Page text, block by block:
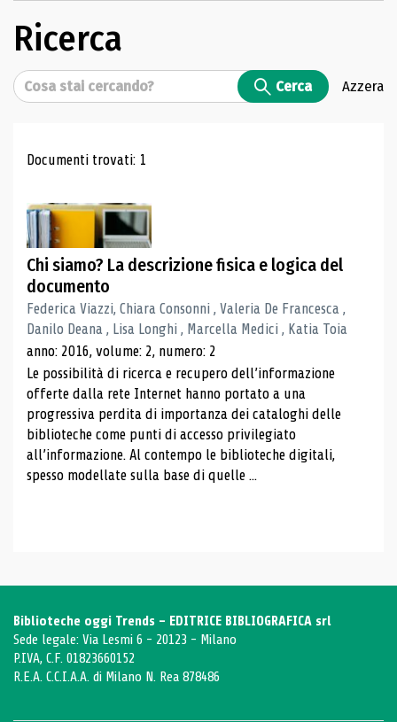
Ricerca
Cerca Cerca Azzera
Risultati di ricerca
Documenti trovati: 1
Chi siamo? La descrizione fisica e logica del
documento
Federica Viazzi, Chiara Consonni , Valeria De Francesca ,
Danilo Deana , Lisa Longhi , Marcella Medici , Katia Toia
anno: 2016, volume: 2, numero: 2
Le possibilità di ricerca e recupero dell’informazione
offerte dalla rete Internet hanno portato a una
progressiva perdita di importanza dei cataloghi delle
biblioteche come punti di accesso privilegiato
all’informazione. Al contempo le biblioteche digitali,
spesso modellate sulla base di quelle ...
Biblioteche oggi Trends - EDITRICE BIBLIOGRAFICA srl
Sede legale: Via Lesmi 6 - 20123 - Milano
P.IVA, C.F. 01823660152
R.E.A. C.C.I.A.A. di Milano N. Rea 878486